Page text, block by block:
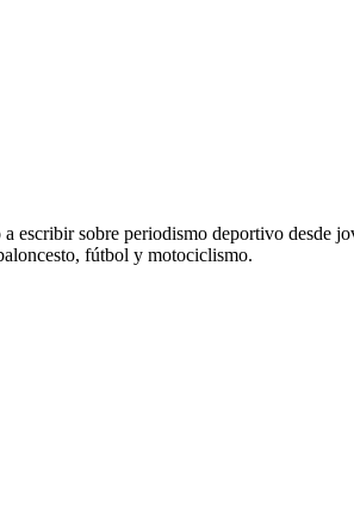
sobre periodismo deportivo desde
fútbol y motociclismo.